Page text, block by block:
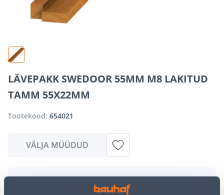
LÄVEPAKK SWEDOOR 55MM M8 LAKITUD
TAMM 55X22MM
Tootekood: 654021
VÄLJA MÜÜDUD
hetkel suure nõudluse tõttu ajutiselt otsas. Siiski